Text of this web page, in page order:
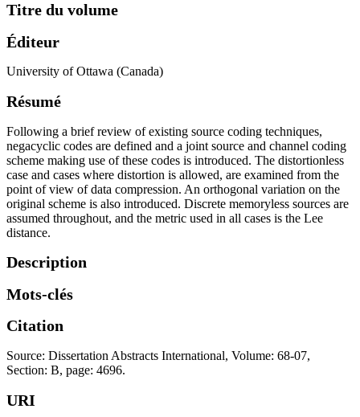
Titre du volume
Éditeur
University of Ottawa (Canada)
Résumé
Following a brief review of existing source coding techniques,
negacyclic codes are defined and a joint source and channel coding
scheme making use of these codes is introduced. The distortionless
case and cases where distortion is allowed, are examined from the
point of view of data compression. An orthogonal variation on the
original scheme is also introduced. Discrete memoryless sources are
assumed throughout, and the metric used in all cases is the Lee
distance.
Description
Mots-clés
Citation
Source: Dissertation Abstracts International, Volume: 68-07,
Section: B, page: 4696.
URI